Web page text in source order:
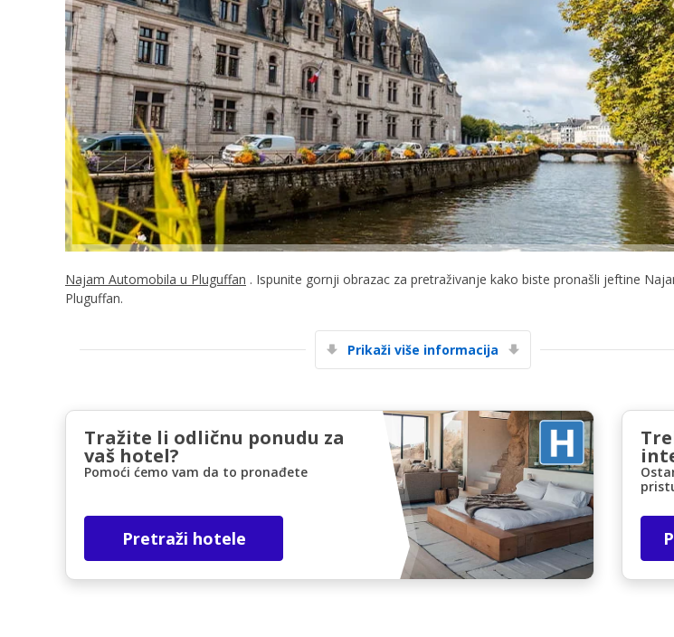
Posebni popusti
Pristupite ekskluzivnim
dobavljača
Prijava putem
Najam Automobila u Pluguffan . Ispunite gornji obrazac za pretraživanje kako biste pronašli jeftine
Pluguffan.
Prikaži više informacija
Tražite li odličnu ponudu za
vaš hotel?
Pomoći ćemo vam da to pronađete
Pretraži hotele